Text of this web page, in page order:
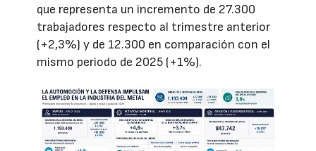
que representa un incremento de 27.300
trabajadores respecto al trimestre anterior
(+2,3%) y de 12.300 en comparación con el
mismo periodo de 2025 (+1%).